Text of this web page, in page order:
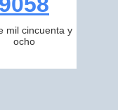
mil cincuenta y
ocho